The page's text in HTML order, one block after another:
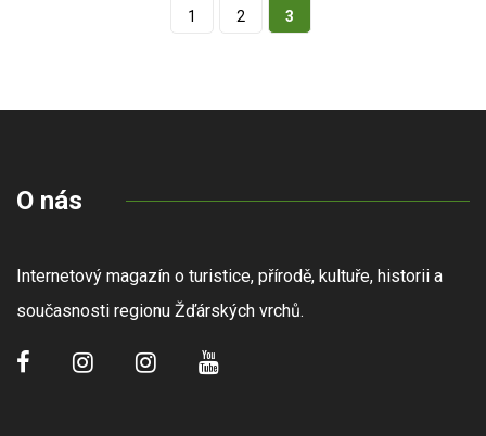
1 2 3
O nás
Internetový magazín o turistice, přírodě, kultuře, historii a
současnosti regionu Žďárských vrchů.